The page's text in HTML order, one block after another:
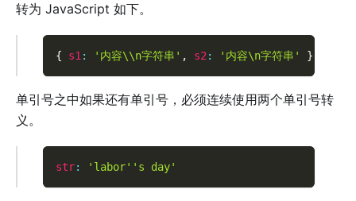
转为 JavaScript 如下。
{ s1: '内容\\n字符串' , s2: '内容\n字符串' }
单引号之中如果还有单引号，必须连续使用两个单引号转
义。
str: 'labor' 's day'